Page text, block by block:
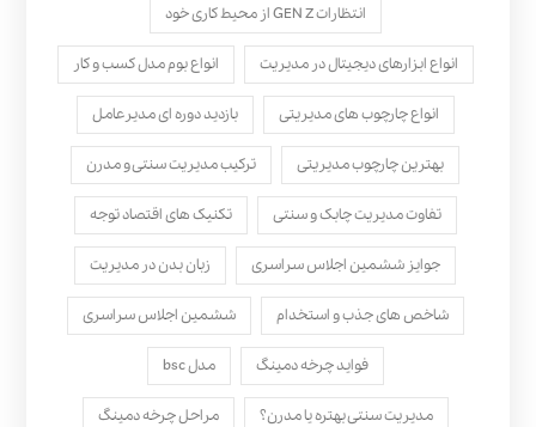
انتظارات GEN Z از محیط کاری خود
انواع ابزارهای دیجیتال در مدیریت انواع بوم مدل کسب‌ و کار
انواع چارچوب های مدیریتی بازدید دوره ای مدیرعامل
بهترین چارچوب مدیریتی ترکیب مدیریت سنتی و مدرن
تفاوت مدیریت چابک و سنتی تکنیک های اقتصاد توجه
جوایز ششمین اجلاس سراسری زبان بدن در مدیریت
شاخص های جذب و استخدام ششمین اجلاس سراسری
فواید چرخه دمینگ مدل bsc
مدیریت سنتی بهتره یا مدرن؟ مراحل چرخه دمینگ